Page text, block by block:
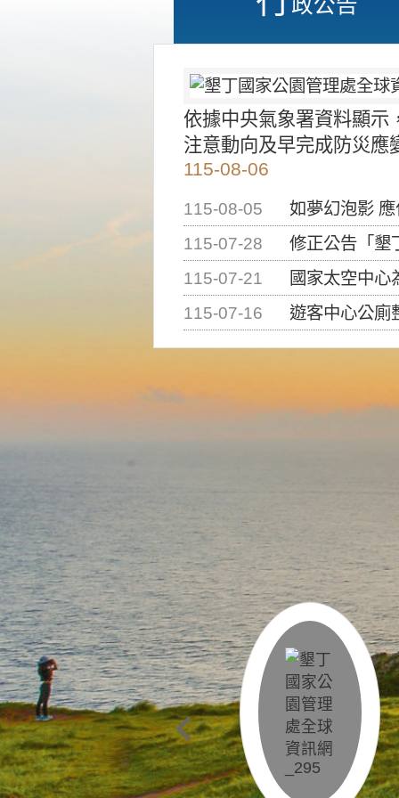
依據中央氣象署資料顯示
注意動向及早完成防災應
115-08-06
115-08-05
如夢幻泡影
115-07-28
修正公告「墾丁國家公
115-07-21
國家太空中心為辦理
115-07-16
遊客中心公廁